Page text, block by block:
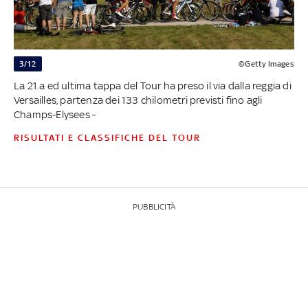
3/12 ©Getty Images
La 21.a ed ultima tappa del Tour ha preso il via dalla reggia di
Versailles, partenza dei 133 chilometri previsti fino agli
Champs-Elysees -
RISULTATI E CLASSIFICHE DEL TOUR
PUBBLICITÀ